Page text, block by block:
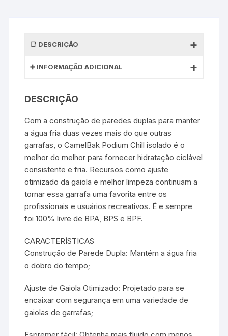
DESCRIÇÃO
INFORMAÇÃO ADICIONAL
DESCRIÇÃO
Com a construção de paredes duplas para manter
a água fria duas vezes mais do que outras
garrafas, o CamelBak Podium Chill isolado é o
melhor do melhor para fornecer hidratação ciclável
consistente e fria. Recursos como ajuste
otimizado da gaiola e melhor limpeza continuam a
tornar essa garrafa uma favorita entre os
profissionais e usuários recreativos. É e sempre
foi 100% livre de BPA, BPS e BPF.
CARACTERÍSTICAS
Construção de Parede Dupla: Mantém a água fria
o dobro do tempo;
Ajuste de Gaiola Otimizado: Projetado para se
encaixar com segurança em uma variedade de
gaiolas de garrafas;